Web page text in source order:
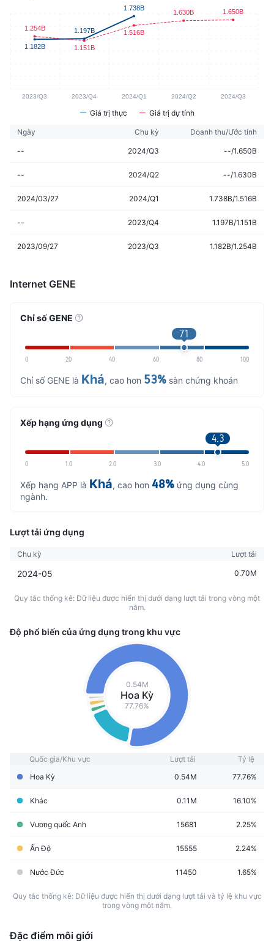
Giá trị thực Giá trị dự tính
Ngày Chu kỳ Doanh thu/Ước tính
-- 2024/Q3 --/1.650B
-- 2024/Q2 --/1.630B
2024/03/27 2024/Q1 1.738B/1.516B
-- 2023/Q4 1.197B/1.151B
2023/09/27 2023/Q3 1.182B/1.254B
Internet GENE
Chỉ số GENE
71
0 20 40 60 80 100
Chỉ số GENE là Khá, cao hơn 53% sàn chứng khoán
Xếp hạng ứng dụng
4.3
0 1.0 2.0 3.0 4.0 5.0
Xếp hạng APP là Khá, cao hơn 48% ứng dụng cùng
ngành.
Lượt tải ứng dụng
Chu kỳ Lượt tải
2024-05 0.70M
Quy tắc thống kê: Dữ liệu được hiển thị dưới dạng lượt tải trong vòng một
năm.
Độ phổ biến của ứng dụng trong khu vực
0.54M
Hoa Kỳ
77.76%
Quốc gia/Khu vực Lượt tải
Tỷ lệ
Hoa Kỳ
0.54M 77.76%
Khác 0.11M 16.10%
Vương quốc Anh 15681 2.25%
Ấn Độ 15555 2.24%
Nước Đức 11450 1.65%
Quy tắc thống kê: Dữ liệu được hiển thị dưới dạng lượt tải và tỷ lệ khu vực
trong vòng một năm.
Đặc điểm môi giới